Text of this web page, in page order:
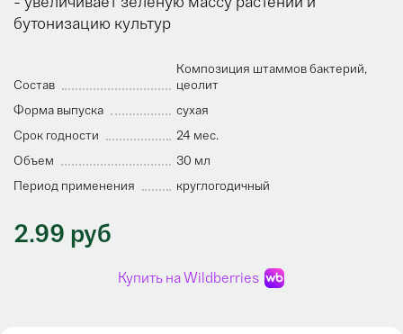
бутонизацию культур
Состав
Композиция штаммов бактерий,
цеолит
Форма выпуска
сухая
Срок годности
24 мес.
Объем
30 мл
Период применения
круглогодичный
2.99 руб
Купить на Wildberries